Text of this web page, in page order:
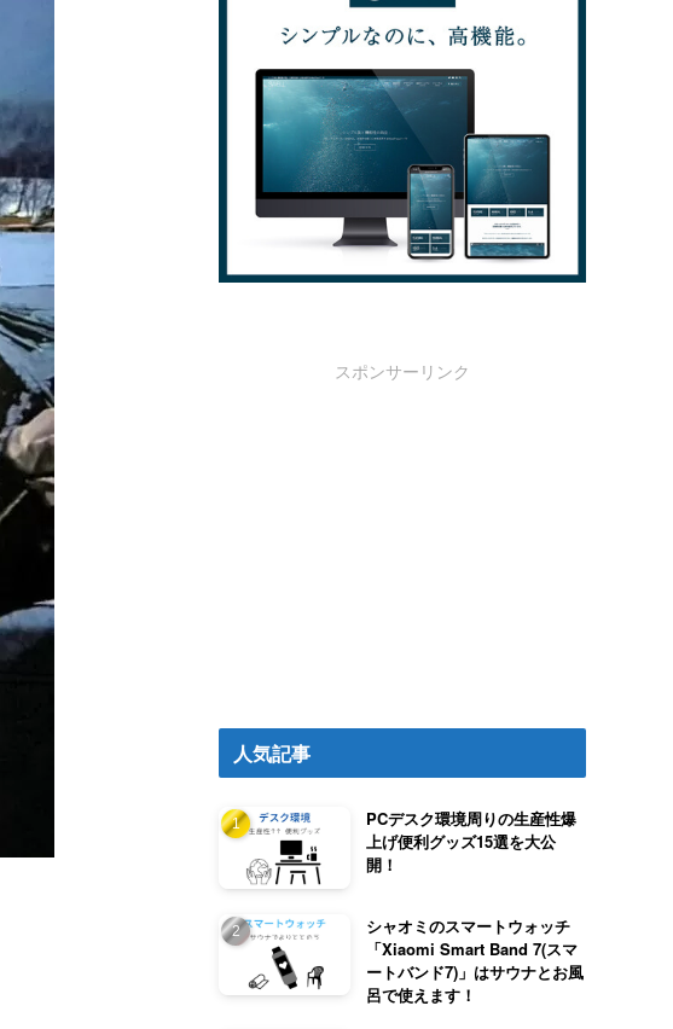
スポンサーリンク
人気記事
PCデスク環境周りの生産性爆
上げ便利グッズ15選を大公
開！
シャオミのスマートウォッチ
「Xiaomi Smart Band 7(スマ
ートバンド7)」はサウナとお風
呂で使えます！